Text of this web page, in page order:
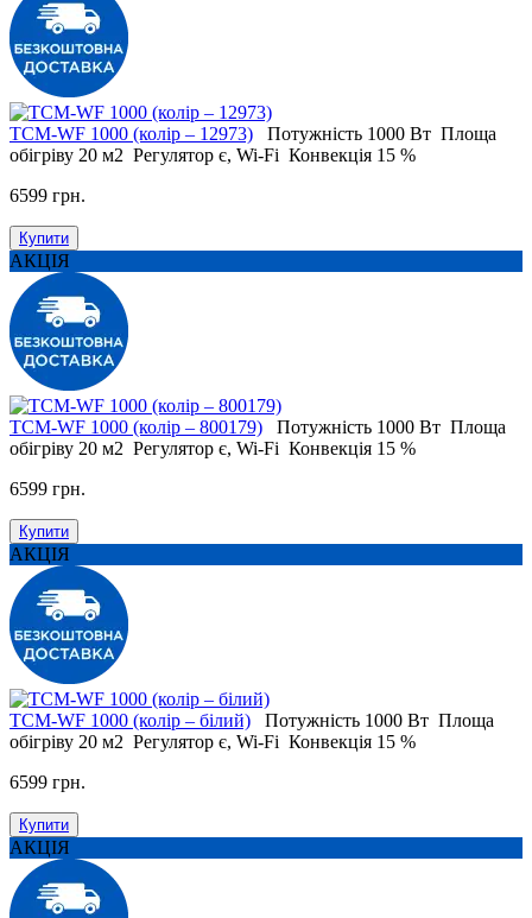
ТСМ-WF 1000 (колір – 12973) Потужність 1000 Вт Площа
обігріву 20 м2 Регулятор є, Wi-Fi Конвекція 15 %
6599 грн.
Купити
АКЦІЯ
ТСМ-WF 1000 (колір – 800179) Потужність 1000 Вт Площа
обігріву 20 м2 Регулятор є, Wi-Fi Конвекція 15 %
6599 грн.
Купити
АКЦІЯ
ТСМ-WF 1000 (колір – білий) Потужність 1000 Вт Площа
обігріву 20 м2 Регулятор є, Wi-Fi Конвекція 15 %
6599 грн.
Купити
АКЦІЯ